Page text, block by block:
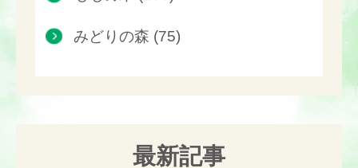
みどりの森 (75)
最新記事